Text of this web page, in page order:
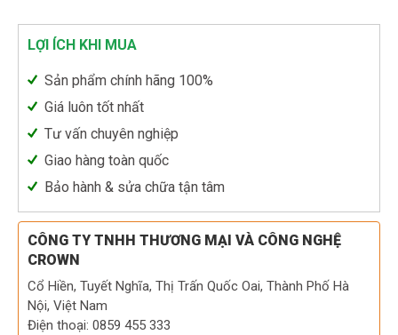
LỢI ÍCH KHI MUA
Sản phẩm chính hãng 100%
Giá luôn tốt nhất
Tư vấn chuyên nghiệp
Giao hàng toàn quốc
Bảo hành & sửa chữa tận tâm
CÔNG TY TNHH THƯƠNG MẠI VÀ CÔNG NGHỆ
CROWN
Cổ Hiền, Tuyết Nghĩa, Thị Trấn Quốc Oai, Thành Phố Hà
Nội, Việt Nam
Điện thoại: 0859 455 333